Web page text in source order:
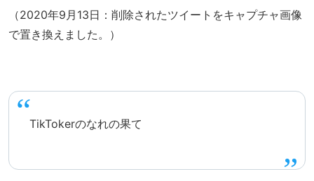
（2020年9月13日：削除されたツイートをキャプチャ画像
で置き換えました。）
TikTokerのなれの果て